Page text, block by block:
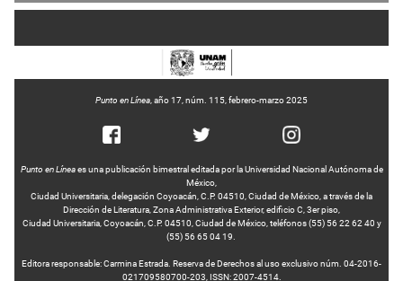
Punto en Línea , año 17, núm. 115, febrero-marzo 2025
Punto en Líneaes una publicación bimestral editada por la Universidad Nacional Autónoma de
México,
Ciudad Universitaria, delegación Coyoacán, C.P. 04510, Ciudad de México, a través de la
Dirección de Literatura, Zona Administrativa Exterior, edificio C, 3er piso,
Ciudad Universitaria, Coyoacán, C.P. 04510, Ciudad de México, teléfonos (55) 56 22 62 40 y
(55) 56 65 04 19.
Editora responsable: Carmina Estrada. Reserva de Derechos al uso exclusivo núm. 04-2016-
021709580700-203, ISSN: 2007-4514.